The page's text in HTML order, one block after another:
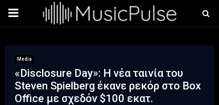
PRIMARY
Media
«Disclosure Day»: Η νέα ταινία του
Steven Spielberg έκανε ρεκόρ στο Box
Office με σχεδόν $100 εκατ.